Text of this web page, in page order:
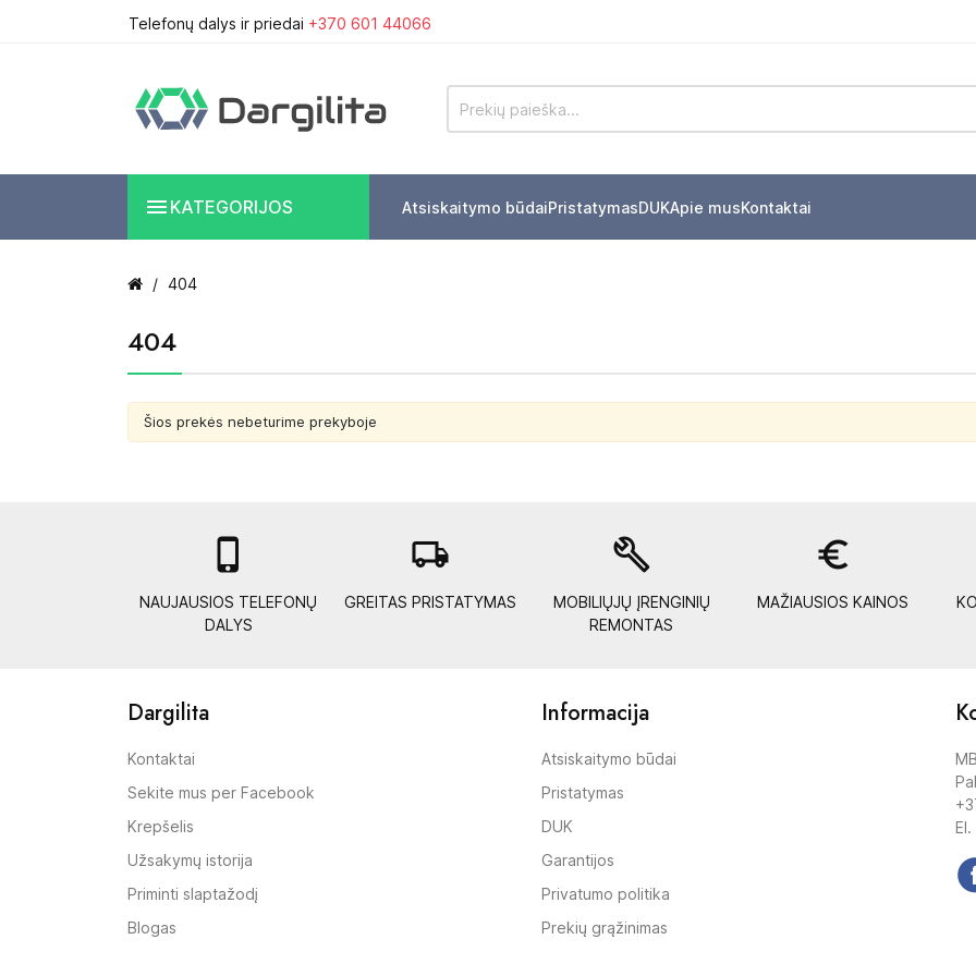
Telefonų dalys ir priedai +370 601 44066
 KATEGORIJOS Atsiskaitymo būdaiPristatymasDUKApie musKontaktai
404
404
Šios prekės nebeturime prekyboje

NAUJAUSIOS TELEFONŲ
DALYS
local_shipping
GREITAS PRISTATYMAS
build
MOBILIŲJŲ ĮRENGINIŲ
REMONTAS
euro_symbol
MAŽIAUSIOS KAINOS
Dargilita
Kontaktai
Sekite mus per Facebook
Krepšelis
Užsakymų istorija
Priminti slaptažodį
Blogas
Informacija
Atsiskaitymo būdai
Pristatymas
DUK
Garantijos
Privatumo politika
Prekių grąžinimas